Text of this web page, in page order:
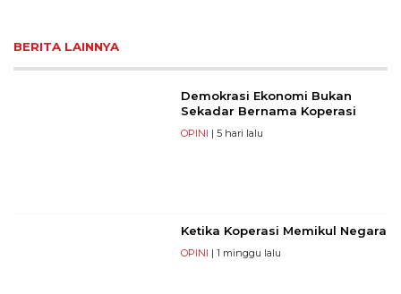
BERITA LAINNYA
Demokrasi Ekonomi Bukan
Sekadar Bernama Koperasi
OPINI | 5 hari lalu
Ketika Koperasi Memikul Negara
OPINI | 1 minggu lalu